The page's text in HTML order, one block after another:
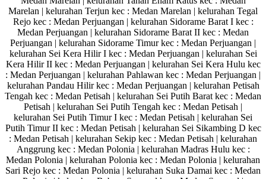
Marelan | kelurahan Terjun kec : Medan Marelan | kelurahan Tegal
Rejo kec : Medan Perjuangan | kelurahan Sidorame Barat I kec :
Medan Perjuangan | kelurahan Sidorame Barat II kec : Medan
Perjuangan | kelurahan Sidorame Timur kec : Medan Perjuangan |
kelurahan Sei Kera Hilir I kec : Medan Perjuangan | kelurahan Sei
Kera Hilir II kec : Medan Perjuangan | kelurahan Sei Kera Hulu kec
: Medan Perjuangan | kelurahan Pahlawan kec : Medan Perjuangan |
kelurahan Pandau Hilir kec : Medan Perjuangan | kelurahan Petisah
Tengah kec : Medan Petisah | kelurahan Sei Putih Barat kec : Medan
Petisah | kelurahan Sei Putih Tengah kec : Medan Petisah |
kelurahan Sei Putih Timur I kec : Medan Petisah | kelurahan Sei
Putih Timur II kec : Medan Petisah | kelurahan Sei Sikambing D kec
: Medan Petisah | kelurahan Sekip kec : Medan Petisah | kelurahan
Anggrung kec : Medan Polonia | kelurahan Madras Hulu kec :
Medan Polonia | kelurahan Polonia kec : Medan Polonia | kelurahan
Sari Rejo kec : Medan Polonia | kelurahan Suka Damai kec : Medan